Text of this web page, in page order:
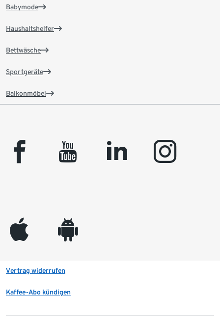
Babymode
Haushaltshelfer
Bettwäsche
Sportgeräte
Balkonmöbel
facebook youtube linkedin instagram
appleinc android
Vertrag widerrufen
Kaffee-Abo kündigen